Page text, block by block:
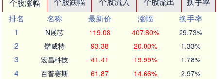
个股涨幅
排名
名称 最新价 涨幅
换手率
1
N展芯 119.08 407.80% 29.73%
2 锴威特 93.38 20.00% 1.33%
3 宏昌科技 41.41 19.99% 1.78%
4 百普赛斯 61.87 14.66% 2.97%